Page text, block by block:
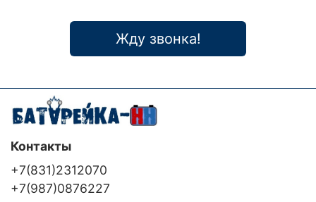
Жду звонка!
Контакты
+7(831)2312070
+7(987)0876227